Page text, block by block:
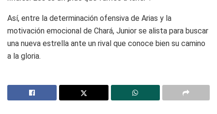
Así, entre la determinación ofensiva de Arias y la
motivación emocional de Chará, Junior se alista para buscar
una nueva estrella ante un rival que conoce bien su camino
a la gloria.